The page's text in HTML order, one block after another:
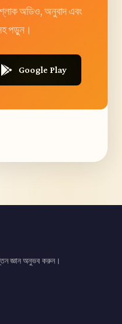
অডিও, অনুবাদ এবং
পড়ুন।
Google Play
জ্ঞান অনুভব করুন।